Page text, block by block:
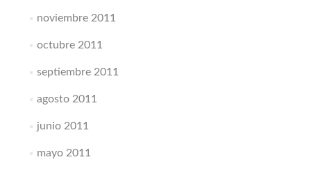
noviembre 2011
octubre 2011
septiembre 2011
agosto 2011
junio 2011
mayo 2011